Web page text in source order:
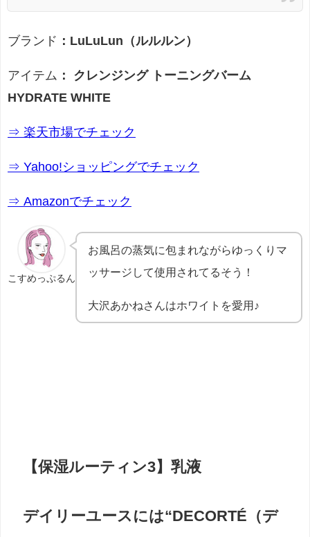
ブランド ：LuLuLun（ルルルン）
アイテム ： クレンジング トーニングバーム
HYDRATE WHITE
⇒ 楽天市場でチェック
⇒ Yahoo!ショッピングでチェック
⇒ Amazonでチェック
こすめっぷるん
お風呂の蒸気に包まれながらゆっくりマ
ッサージして使用されてるそう！
大沢あかねさんはホワイトを愛用♪
【保湿ルーティン3】乳液
デイリーユースには“DECORTÉ（デ